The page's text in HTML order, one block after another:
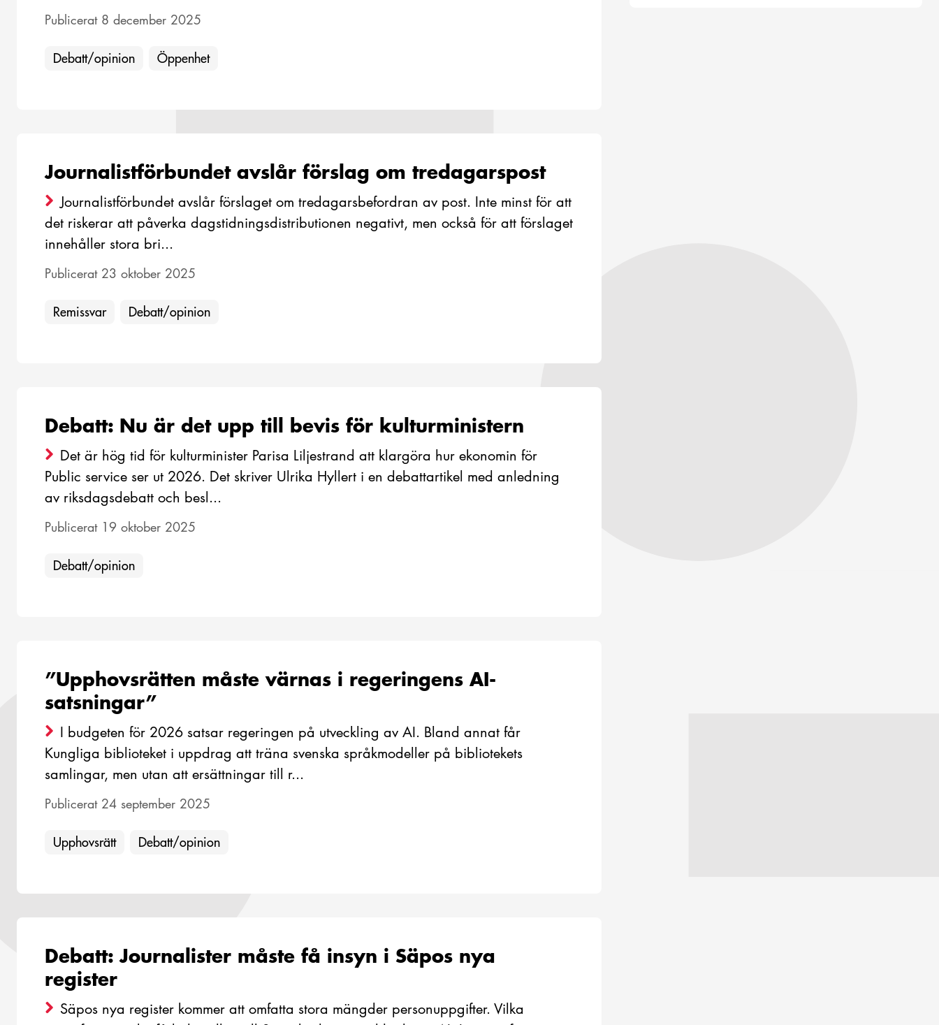
Publicerat 8 december 2025
Debatt/opinion Öppenhet
Journalistförbundet avslår förslag om tredagarspost
Journalistförbundet avslår förslaget om tredagarsbefordran av post. Inte minst för att
det riskerar att påverka dagstidningsdistributionen negativt, men också för att förslaget
innehåller stora bri...
Publicerat 23 oktober 2025
Remissvar Debatt/opinion
Debatt: Nu är det upp till bevis för kulturministern
Det är hög tid för kulturminister Parisa Liljestrand att klargöra hur ekonomin för
Public service ser ut 2026. Det skriver Ulrika Hyllert i en debattartikel med anledning
av riksdagsdebatt och besl...
Publicerat 19 oktober 2025
Debatt/opinion
”Upphovsrätten måste värnas i regeringens AI-
satsningar”
I budgeten för 2026 satsar regeringen på utveckling av AI. Bland annat får
Kungliga biblioteket i uppdrag att träna svenska språkmodeller på bibliotekets
samlingar, men utan att ersättningar till r...
Publicerat 24 september 2025
Upphovsrätt Debatt/opinion
Debatt: Journalister måste få insyn i Säpos nya
register
Säpos nya register kommer att omfatta stora mängder personuppgifter. Vilka